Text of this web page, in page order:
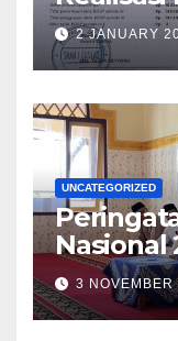
BOS
2025
2 JANUARY
UNCATEGORIZED
Nasional
Grabag
3